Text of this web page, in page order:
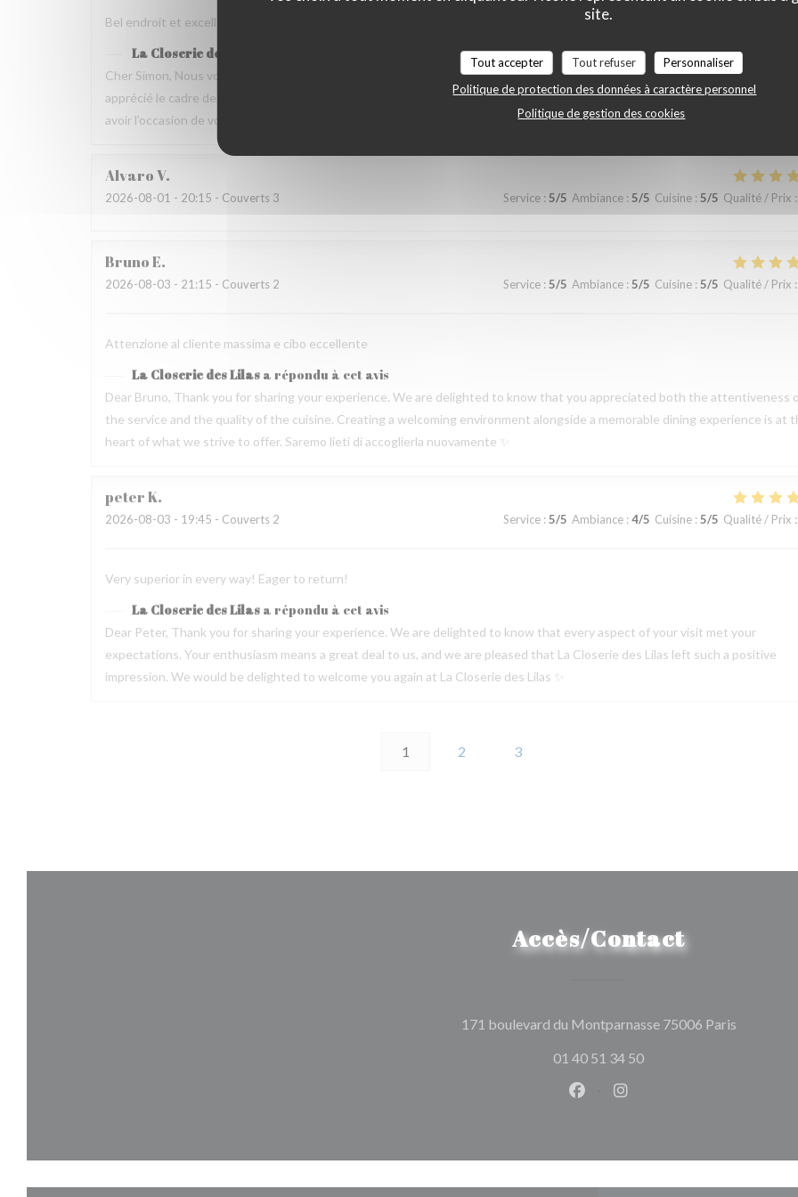
site.
Tout accepter Tout refuser
Personnaliser
Politique de protection des données à caractère personnel
Politique de gestion des cookies
Bel endroit et excellente nourriture Mais dommage que le restaurant Bel n’offre aucune flexibilité sur le menu pour les
La Closerie des Lilas
Cher Simon, Nous vous remercions d’avoir pris le temps de partager votre expérience. Nous sommes heureux que vous ayez
apprécié le cadre de la maison ainsi que la qualité de la cuisine. Nous prenons également note de vos remarques. Nous
avoir l’occasion de vous accueillir de nouveau à La Closerie des Lilas ✨
AlvaroV
2026-08-01 - 20:15 - Couverts 3 Service: 5/5 Ambiance: 5/5 Cuisine: 5/5 Qualité / Prix :
BrunoE
2026-08-03 - 21:15 - Couverts 2 Service: 5/5 Ambiance: 5/5 Cuisine: 5/5 Qualité / Prix :
Attenzione al cliente massima e cibo eccellente
La Closerie des Lilas a répondu à cet avis
Dear Bruno, Thank you for sharing your experience. We are delighted to know that you appreciated both the attentiveness
the service and the quality of the cuisine. Creating a welcoming environment alongside a memorable dining experience is at
heart of what we strive to offer. Saremo lieti di accoglierla nuovamente ✨
peterK
2026-08-03 - 19:45 - Couverts 2 Service: 5/5 Ambiance: 4/5 Cuisine: 5/5 Qualité / Prix :
Very superior in every way! Eager to return!
La Closerie des Lilas a répondu à cet avis
Dear Peter, Thank you for sharing your experience. We are delighted to know that every aspect of your visit met your
expectations. Your enthusiasm means a great deal to us, and we are pleased that La Closerie des Lilas left such a positive
impression. We would be delighted to welcome you again at La Closerie des Lilas ✨
1 2 3
Accès/Contact
171 boulevard du Montparnasse 75006 Paris((ouvre
01 40 51 34 50
Facebook ((ouvre une nouvelle
Instagram ((ouvre une